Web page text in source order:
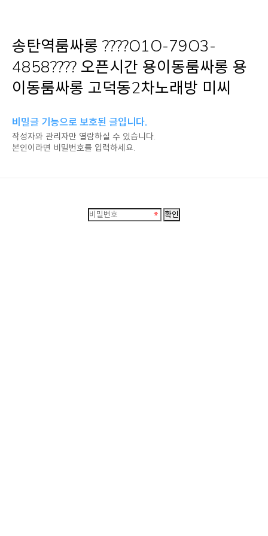
송탄역룸싸롱 ????O1O-79O3-
4858???? 오픈시간 용이동룸싸롱 용
이동룸싸롱 고덕동2차노래방 미씨
비밀글 기능으로 보호된 글입니다.
작성자와 관리자만 열람하실 수 있습니다.
본인이라면 비밀번호를 입력하세요.